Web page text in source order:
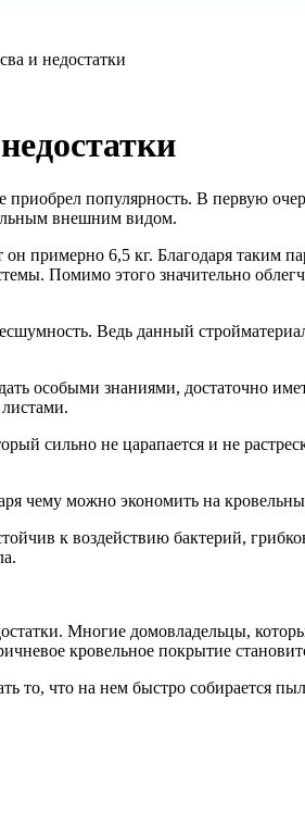
и недостатки
популярность. В первую
внешним видом.
примерно 6,5 кг. Благодаря таким
Помимо этого значительно
Ведь данный
особыми знаниями, достаточно
сильно не царапается и не
чему можно экономить на
к воздействию бактерий,
Многие домовладельцы,
кровельное покрытие
то, что на нем быстро собирается